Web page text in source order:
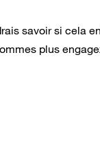
savoir si cela
plus